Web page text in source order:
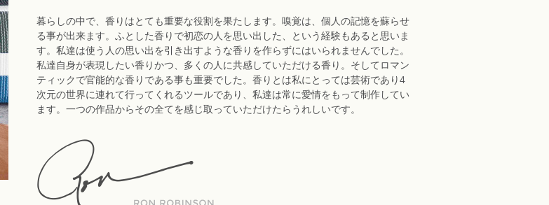
暮らしの中で、香りはとても重要な役割を果たします。嗅覚は、個人の記憶を蘇らせ
る事が出来ます。ふとした香りで初恋の人を思い出した、という経験もあると思いま
す。私達は使う人の思い出を引き出すような香りを作らずにはいられませんでした。
私達自身が表現したい香りかつ、多くの人に共感していただける香り。そしてロマン
ティックで官能的な香りである事も重要でした。香りとは私にとっては芸術であり4
次元の世界に連れて行ってくれるツールであり、私達は常に愛情をもって制作してい
ます。一つの作品からその全てを感じ取っていただけたらうれしいです。